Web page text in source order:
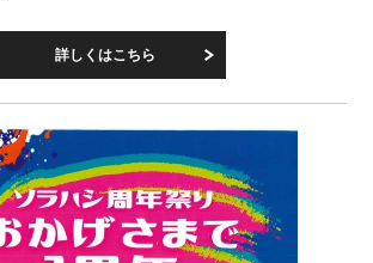
詳しくはこちら